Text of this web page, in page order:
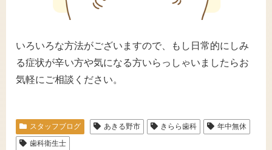
いろいろな方法がございますので、もし日常的にしみ
る症状が辛い方や気になる方いらっしゃいましたらお
気軽にご相談ください。
スタッフブログ あきる野市 きらら歯科
年中無休
歯科衛生士